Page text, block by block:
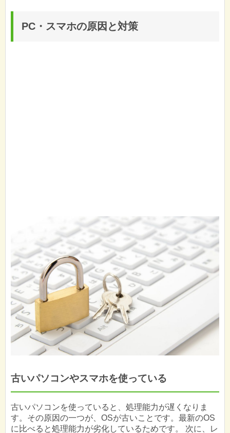
PC・スマホの原因と対策
古いパソコンやスマホを使っている
古いパソコンを使っていると、処理能力が遅くなりま
す。その原因の一つが、OSが古いことです。最新のOS
に比べると処理能力が劣化しているためです。 次に、レ